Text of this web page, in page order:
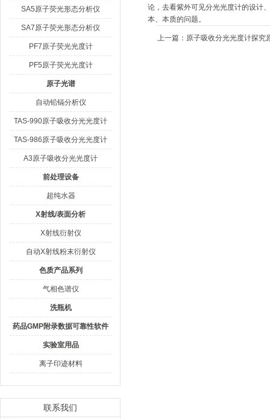
SA5原子荧光形态分析仪
SA7原子荧光形态分析仪
PF7原子荧光光度计
PF5原子荧光光度计
原子光谱
自动铅镉分析仪
TAS-990原子吸收分光光度计
TAS-986原子吸收分光光度计
A3原子吸收分光光度计
前处理设备
超纯水器
X射线/表面分析
X射线衍射仪
自动X射线粉末衍射仪
色质产品系列
气相色谱仪
洗瓶机
药品GMP附录数据可靠性软件
实验室用品
离子印迹材料
联系我们
论，去看紫外可见分光光度计的设计
本、本质的问题。
上一篇： 原子吸收分光光度计探究